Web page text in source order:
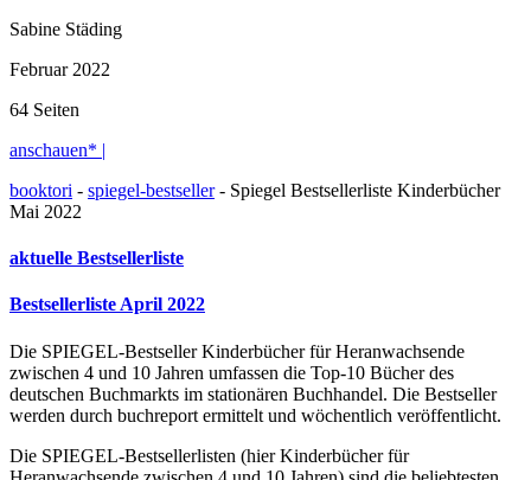
Sabine Städing
Februar 2022
64 Seiten
anschauen* |
booktori - spiegel-bestseller- Spiegel Bestsellerliste Kinderbücher
Mai 2022
aktuelle Bestsellerliste
Bestsellerliste April 2022
Die SPIEGEL-Bestseller Kinderbücher für Heranwachsende
zwischen 4 und 10 Jahren umfassen die Top-10 Bücher des
deutschen Buchmarkts im stationären Buchhandel. Die Bestseller
werden durch buchreport ermittelt und wöchentlich veröffentlicht.
Die SPIEGEL-Bestsellerlisten (hier Kinderbücher für